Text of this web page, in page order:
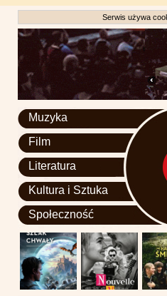
Serwis używa
Muzyka
Film
Literatura
Kultura i Sztuka
Społeczność